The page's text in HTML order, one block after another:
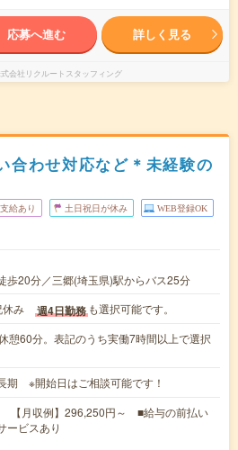
応募へ進む 詳しく見る
会社リクルートスタッフィング
合わせ対応など＊未経験の
給あり 土日祝日が休み WEB登録OK
歩20分／三郷(埼玉県)駅からバス25分
休み 週4日勤務 も選択可能です。
60分。表記のうち実働7時間以上で選択
期 ※開始日はご相談可能です！
【月収例】296,250円～ ■給与の前払い
ービスあり